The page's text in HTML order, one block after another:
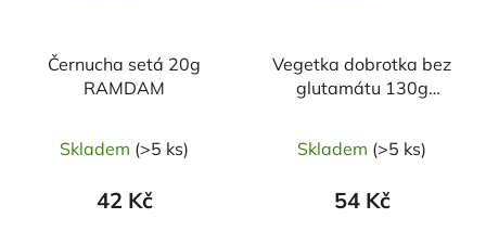
Černucha setá 20g
RAMDAM
Skladem (>5 ks)
42 Kč
Vegetka dobrotka bez
glutamátu 130g
Skladem (>5 ks)
54 Kč